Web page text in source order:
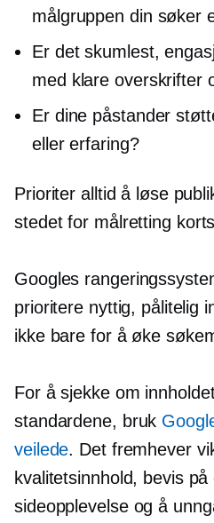
målgruppen din søker
Er det skumlest,
med klare overskrifter
Er dine påstander
eller erfaring?
Prioriter alltid å løse
stedet for målretting
Googles
prioritere nyttig, pålitelig
ikke bare for å øke
For å sjekke om
standardene, bruk
veilede. Det fremhever
kvalitetsinnhold, bevis
sideopplevelse og å